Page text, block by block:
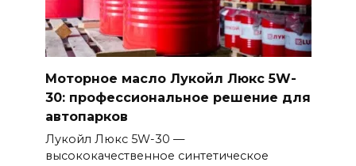
Моторное масло Лукойл Люкс 5W-
30: профессиональное решение для
автопарков
Лукойл Люкс 5W-30 —
высококачественное синтетическое